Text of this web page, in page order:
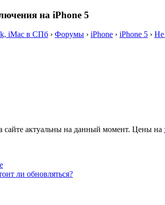
на iPhone 5
iMac в СПб › Форумы › iPhone › iPhone 5 › Не
сайте актуальны на данный момент. Цены на
ли обновляться?